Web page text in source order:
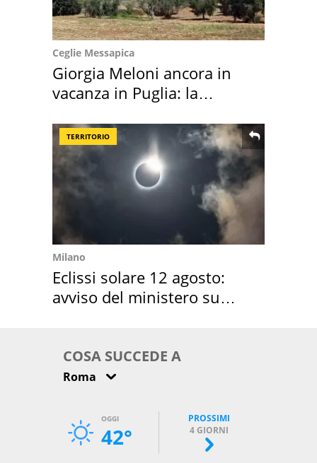
Ceglie Messapica
Giorgia Meloni ancora in
vacanza in Puglia: la
TERRITORIO
Milano
Eclissi solare 12 agosto:
avviso del ministero su